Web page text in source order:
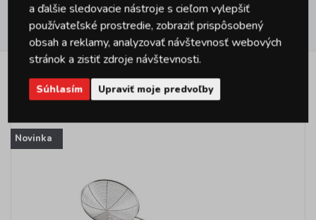
Hodnotenie 1
Podobné produkty
Novinka
a ďalšie sledovacie nástroje s cieľom vylepšiť
používateľské prostredie, zobraziť prispôsobený
obsah a reklamy, analyzovať návštevnosť webových
stránok a zistiť zdroje návštevnosti.
Súhlasím Upraviť moje predvoľby